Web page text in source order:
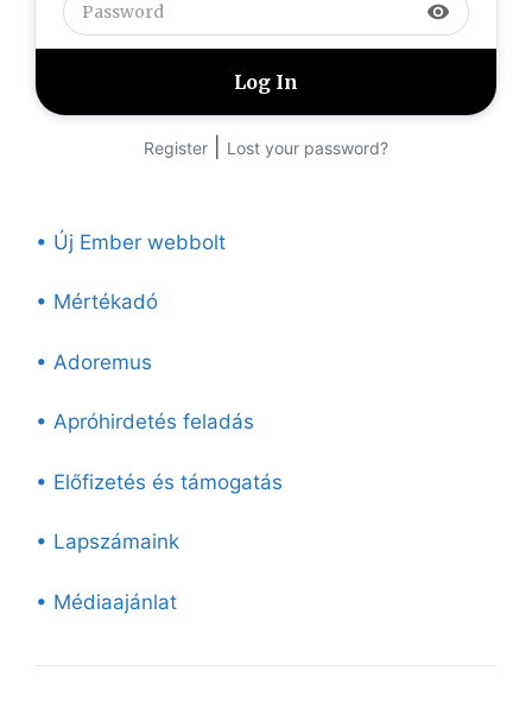
visibility
Register Lost your password?
• Új Ember webbolt
• Mértékadó
• Adoremus
• Apróhirdetés feladás
• Előfizetés és támogatás
• Lapszámaink
• Médiaajánlat